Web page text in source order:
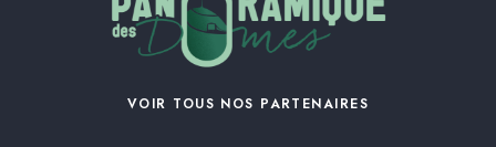
VOIR TOUS NOS PARTENAIRES